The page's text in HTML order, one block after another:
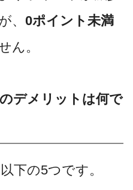
、 0ポイント未満
ん。
デメリットは何で
下の5つです。